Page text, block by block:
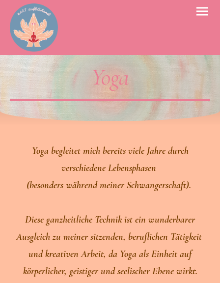
Yoga
Yoga begleitet mich bereits viele Jahre durch
verschiedene Lebensphasen
(besonders während meiner Schwangerschaft).
Diese ganzheitliche Technik ist ein wunderbarer
Ausgleich zu meiner sitzenden, beruflichen Tätigkeit
und kreativen Arbeit, da Yoga als Einheit auf
körperlicher, geistiger und seelischer Ebene wirkt.